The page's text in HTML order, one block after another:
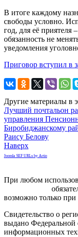
В итоге каждому
свободы условно.
год, для её приятеля
обязанность не
уведомления
Приговор вступил в
Другие материалы в
Лучший почтальон
управления
Биробиджанскому
Раису Белову
Наверх
Joomla SEF URLs by Artio
При любом
возможно только
Свидетельство о
выдано Федеральной
информационных